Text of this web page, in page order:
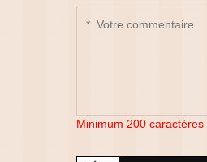
Minimum 200 caractères